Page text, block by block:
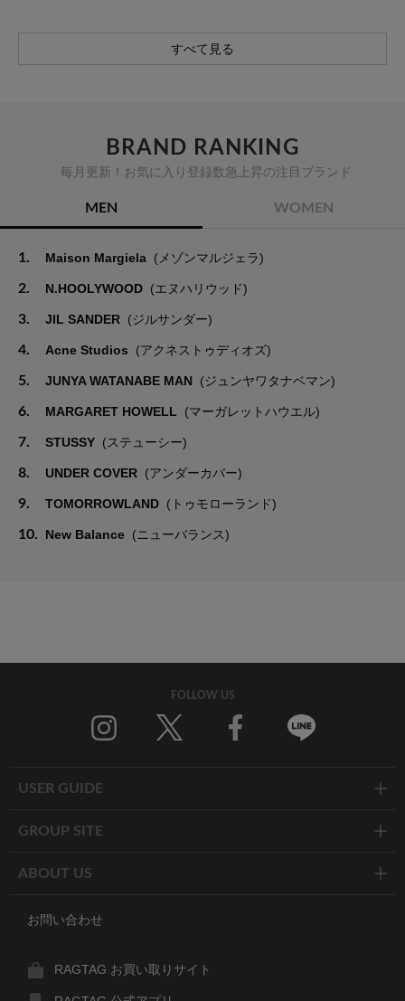
すべて見る
BRAND RANKING
毎月更新！お気に入り登録数急上昇の注目ブランド
MEN WOMEN
1. Maison Margiela (メゾンマルジェラ)
2. N.HOOLYWOOD (エヌハリウッド)
3. JIL SANDER (ジルサンダー)
4. Acne Studios (アクネストゥディオズ)
5. JUNYA WATANABE MAN (ジュンヤワタナベマン)
6. MARGARET HOWELL (マーガレットハウエル)
7. STUSSY (ステューシー)
8. UNDER COVER (アンダーカバー)
9. TOMORROWLAND (トゥモローランド)
10. New Balance (ニューバランス)
FOLLOW US
USER GUIDE
GROUP SITE
ABOUT US
お問い合わせ
RAGTAG お買い取りサイト